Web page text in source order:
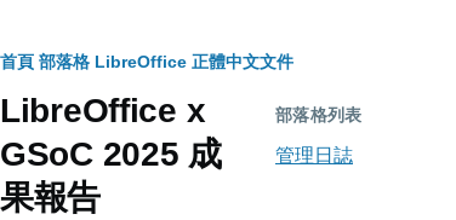
導
航
連
結
首頁 部落格 LibreOffice 正體中文文件
LibreOffice x
GSoC 2025 成
果報告
部落格列表
管理日誌